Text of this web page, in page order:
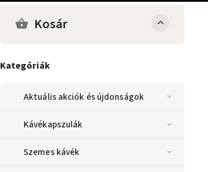
Kosár
Kategóriák
Aktuális akciók és újdonságok
Kávékapszulák
Szemes kávék